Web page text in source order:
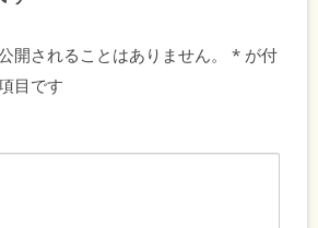
開されることはありません。 * が付
目です